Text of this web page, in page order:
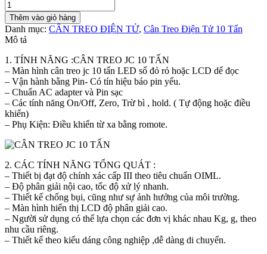
CÂN
TREO
JC
10 TẤN
số
lượng
Thêm vào giỏ hàng
Danh mục: CÂN TREO ĐIỆN TỬ, Cân Treo Điện Tử 10 Tấn
Mô tả
1. TÍNH NĂNG :CÂN TREO JC 10 TẤN
– Màn hình cân treo jc 10 tấn LED số đỏ rỏ hoặc LCD dể đọc
– Vận hành bằng Pin- Có tín hiệu báo pin yếu.
– Chuẩn AC adapter và Pin sạc
– Các tính năng On/Off, Zero, Trừ bì , hold. ( Tự động hoặc điều
khiển)
– Phụ Kiện: Điều khiển từ xa bằng romote.
2. CÁC TÍNH NĂNG TỔNG QUÁT :
– Thiết bị đạt độ chính xác cấp III theo tiêu chuẩn OIML.
– Độ phân giải nội cao, tốc độ xử lý nhanh.
– Thiết kế chống bụi, cũng như sự ảnh hưởng của môi trường.
– Màn hình hiển thị LCD độ phân giải cao.
– Người sử dụng có thể lựa chọn các đơn vị khác nhau Kg, g, theo
nhu cầu riêng.
– Thiết kế theo kiểu dáng công nghiệp ,dễ dàng di chuyển.